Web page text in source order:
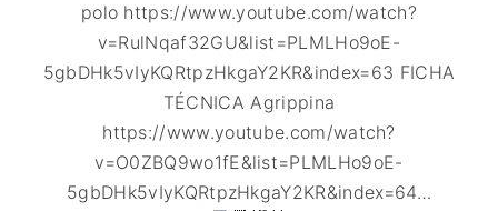
polo https://www.youtube.com/watch?
v=RulNqaf32GU&list=PLMLHo9oE-
5gbDHk5vIyKQRtpzHkgaY2KR&index=63 FICHA
TÉCNICA Agrippina
https://www.youtube.com/watch?
v=O0ZBQ9wo1fE&list=PLMLHo9oE-
5gbDHk5vIyKQRtpzHkgaY2KR&index=64…